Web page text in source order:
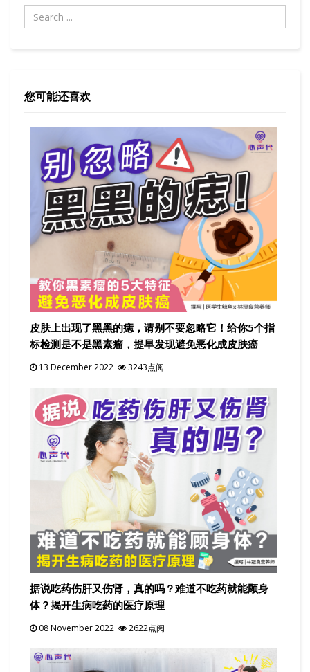
您可能还喜欢
皮肤上出现了黑黑的痣，请别不要忽略它！给你5个指
标检测是不是黑素瘤，提早发现避免恶化成皮肤癌
13 December 2022 3243点阅
据说吃药伤肝又伤肾，真的吗？难道不吃药就能顾身
体？揭开生病吃药的医疗原理
08 November 2022 2622点阅